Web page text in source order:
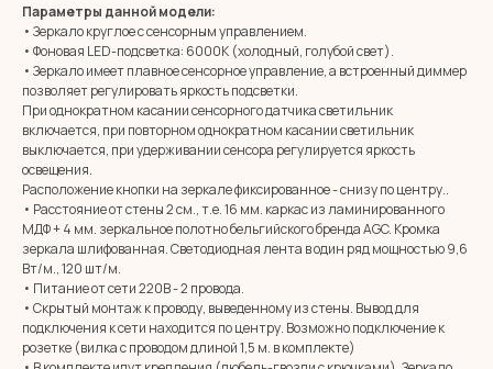
Параметры данной модели:
• Зеркало круглое с сенсорным управлением.
• Фоновая LED-подсветка: 6000К (холодный, голубой свет).
• Зеркало имеет плавное сенсорное управление, а встроенный диммер
позволяет регулировать яркость подсветки.
При однократном касании сенсорного датчика светильник
включается, при повторном однократном касании светильник
выключается, при удерживании сенсора регулируется яркость
освещения.
Расположение кнопки на зеркале фиксированное - снизу по центру..
• Расстояние от стены 2 см., т.е. 16 мм. каркас из ламинированного
МДФ + 4 мм. зеркальное полотно бельгийского бренда AGC. Кромка
зеркала шлифованная. Светодиодная лента в один ряд мощностью 9,6
Вт/м., 120 шт/м.
• Питание от сети 220В - 2 провода.
• Скрытый монтаж к проводу, выведенному из стены. Вывод для
подключения к сети находится по центру. Возможно подключение к
розетке (вилка с проводом длиной 1,5 м. в комплекте)